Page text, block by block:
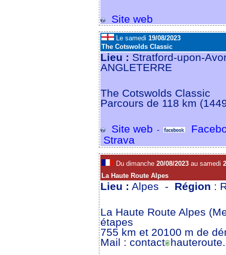
Site web
Le samedi 19/08/2023
The Cotswolds Classic
Lieu : Stratford-upon-
ANGLETERRE
The Cotswolds Classic
Parcours de 118 km
Site web -
Strava
Du dimanche 20/08/2023au samedi
La Haute Route Alpes
Lieu : Alpes - Région :
La Haute Route Alpes
étapes
755 km et 20100 m de
Mail : contact